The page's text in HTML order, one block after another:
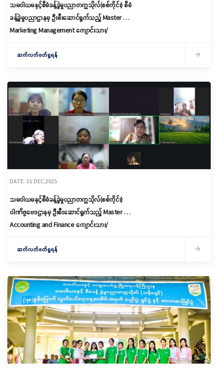
သမဝါယမနှင့်စီမံခန့်ခွဲမှုပညာတက္ကသိုလ်(စစ်ကိုင်း) စီမံ
ခန့်ခွဲမှုပညာဌာနမှ ဦးစီးဆောင်ရွက်သည့် Master of
Marketing Management ကျောင်းသား/
ဆက်လက်ဖတ်ရှုရန်
DATE: 31 DEC,2025
သမဝါယမနှင့်စီမံခန့်ခွဲမှုပညာတက္ကသိုလ်(စစ်ကိုင်း)
ဝါဏိဇ္ဇဗေဒဌာနမှ ဦးစီးဆောင်ရွက်သည့် Master of
Accounting and Finance ကျောင်းသား/
ဆက်လက်ဖတ်ရှုရန်